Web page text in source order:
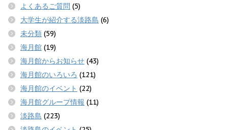
よくあるご質問 (5)
大学生が紹介する淡路島 (6)
未分類 (59)
海月館 (19)
海月館からお知らせ (43)
海月館のいろいろ (121)
海月館のイベント (22)
海月館グループ情報 (11)
淡路島 (223)